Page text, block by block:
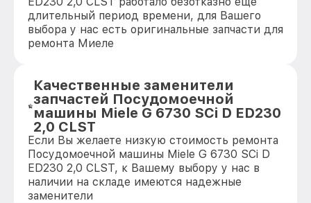
длительный период времени, для Вашего
выбора у нас есть оригинальные запчасти для
ремонта Миеле
Качественные заменители
запчастей Посудомоечной
машины Miele G 6730 SCi D ED230
2,0 CLST
Если Вы желаете низкую стоимость ремонта
Посудомоечной машины Miele G 6730 SCi D
ED230 2,0 CLST, к Вашему выбору у нас в
наличии на складе имеются надежные
заменители